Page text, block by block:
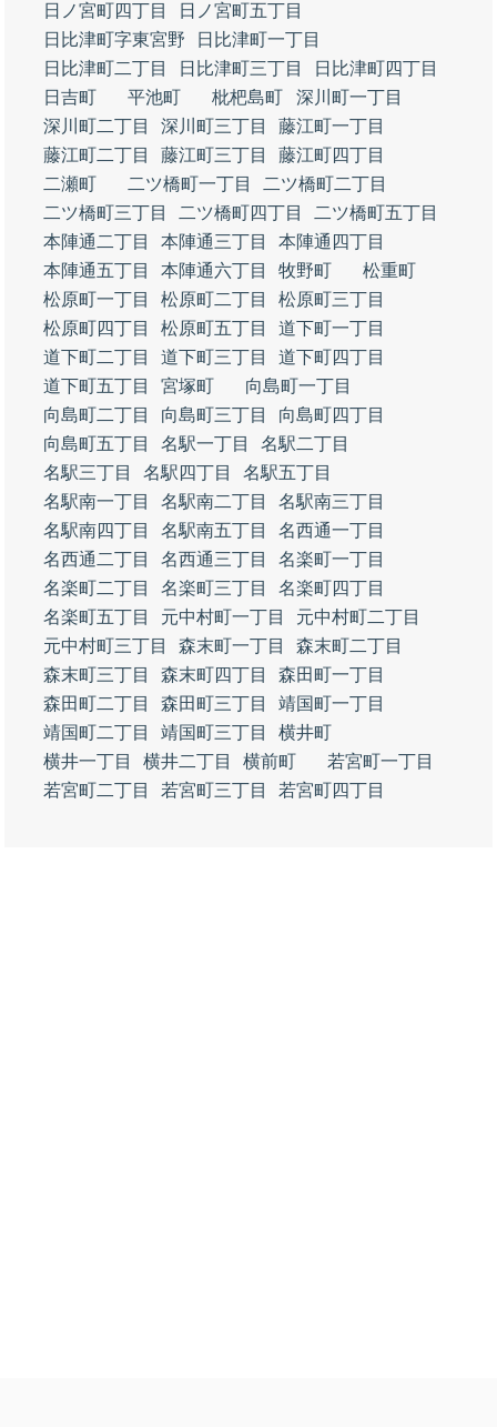
日ノ宮町四丁目
日ノ宮町五丁目
日比津町字東宮野
日比津町一丁目
日比津町二丁目
日比津町三丁目
日比津町四丁目
日吉町
平池町 枇杷島町
深川町一丁目
深川町二丁目
深川町三丁目
藤江町一丁目
藤江町二丁目
藤江町三丁目
藤江町四丁目
二瀬町
二ツ橋町一丁目
二ツ橋町二丁目
二ツ橋町三丁目
二ツ橋町四丁目
二ツ橋町五丁目
本陣通二丁目
本陣通三丁目
本陣通四丁目
本陣通五丁目
本陣通六丁目 牧野町
松重町
松原町一丁目
松原町二丁目
松原町三丁目
松原町四丁目
松原町五丁目
道下町一丁目
道下町二丁目
道下町三丁目
道下町四丁目
道下町五丁目
宮塚町
向島町一丁目
向島町二丁目
向島町三丁目
向島町四丁目
向島町五丁目
名駅一丁目
名駅二丁目
名駅三丁目
名駅四丁目
名駅五丁目
名駅南一丁目
名駅南二丁目
名駅南三丁目
名駅南四丁目
名駅南五丁目
名西通一丁目
名西通二丁目
名西通三丁目
名楽町一丁目
名楽町二丁目
名楽町三丁目
名楽町四丁目
名楽町五丁目
元中村町一丁目
元中村町二丁目
元中村町三丁目
森末町一丁目
森末町二丁目
森末町三丁目
森末町四丁目
森田町一丁目
森田町二丁目
森田町三丁目
靖国町一丁目
靖国町二丁目
靖国町三丁目
横井町
横井一丁目
横井二丁目 横前町
若宮町一丁目
若宮町二丁目
若宮町三丁目 若宮町四丁目